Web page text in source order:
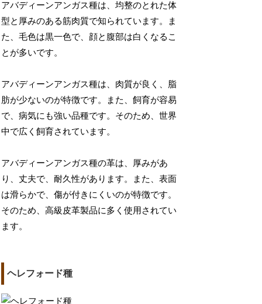
アバディーンアンガス種は、均整のとれた体
型と厚みのある筋肉質で知られています。ま
た、毛色は黒一色で、顔と腹部は白くなるこ
とが多いです。
アバディーンアンガス種は、肉質が良く、脂
肪が少ないのが特徴です。また、飼育が容易
で、病気にも強い品種です。そのため、世界
中で広く飼育されています。
アバディーンアンガス種の革は、厚みがあ
り、丈夫で、耐久性があります。また、表面
は滑らかで、傷が付きにくいのが特徴です。
そのため、高級皮革製品に多く使用されてい
ます。
ヘレフォード種